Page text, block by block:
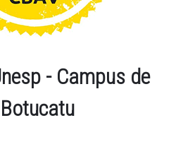
- Campus de
Botucatu